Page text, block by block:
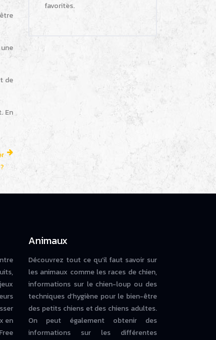
de
En
favorites.
en
Animaux
Découvrez tout ce qu’il faut savoir sur
les animaux comme les races de chien,
informations sur le chien-loup ou des
techniques d’hygiène pour le bien-être
des petits chiens et des chiens adultes.
On peut également obtenir des
informations sur les différentes